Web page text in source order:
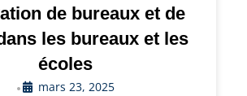
de bureaux et de
les bureaux et les
écoles
• mars 23, 2025